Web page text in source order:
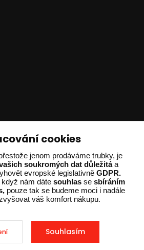
Dvořák
254
- 15:00)
karlik.cz
– Všechna práva vyhrazena. Design od
cookies
jenom prodáváme trubky, je
soukromých dat důležitáa
evropské legislativně GDPR.
nám dáte souhlas se sbíráním
pouze tak se budeme moci i nadále
váš komfort nákupu.
Souhlasím